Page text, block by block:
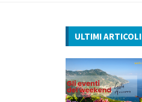
ULTIMI ARTICOLI